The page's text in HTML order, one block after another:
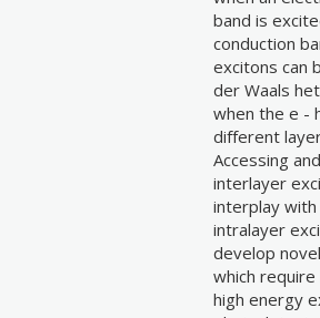
band is
conduction
excitons can
der Waals
when the e -
different
Accessing
interlayer
interplay with
intralayer
develop
which
high energy